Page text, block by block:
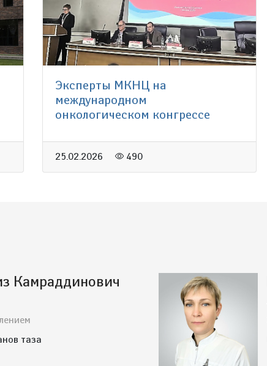
Эксперты МКНЦ на
международном
онкологическом конгрессе
25.02.2026 490
Камраддинович
таза